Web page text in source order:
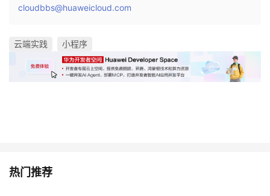
cloudbbs@huaweicloud.com
云端实践 小程序
热门推荐